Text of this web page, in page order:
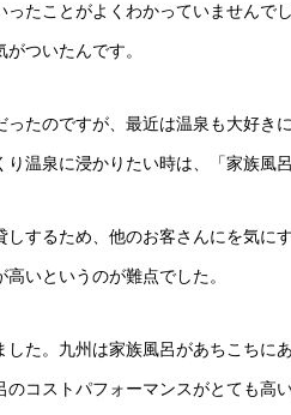
たことがよくわかっていませんで
ついたんです。
たのですが、最近は温泉も大好き
温泉に浸かりたい時は、「家族風
するため、他のお客さんにを気に
いというのが難点でした。
した。九州は家族風呂があちこちに
のコストパフォーマンスがとても高